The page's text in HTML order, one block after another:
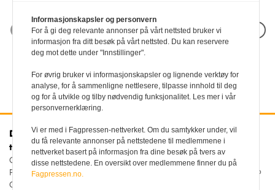
Neste artikkel
Den norske
tannlegeforenings Tidende
Christiania Torv 5, 0158 Oslo
Postboks 2073 Vika, 0125
OSLO
Kontakt oss
Tlf:22 54 74 00
E-post:
tidende@tannlegeforeningen.no
Informasjonskapsler og personvern
For å gi deg relevante annonser på vårt nettsted bruker vi
informasjon fra ditt besøk på vårt nettsted. Du kan reservere
deg mot dette under "Innstillinger".
For øvrig bruker vi informasjonskapsler og lignende verktøy for
analyse, for å sammenligne nettlesere, tilpasse innhold til deg
og for å utvikle og tilby nødvendig funksjonalitet. Les mer i vår
personvernerklæring.
Vi er med i Fagpressen-nettverket. Om du samtykker under, vil
du få relevante annonser på nettstedene til medlemmene i
nettverket basert på informasjon fra dine besøk på tvers av
disse nettstedene. En oversikt over medlemmene finner du på
Fagpressen.no.